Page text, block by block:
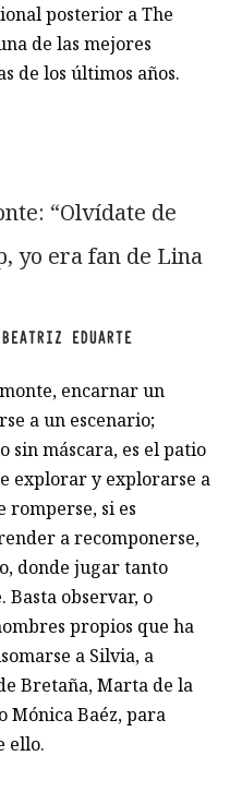
posterior a The
de las mejores
de los últimos años.
“Olvídate de
yo era fan de Lina
BEATRIZ EDUARTE
encarnar un
a un escenario;
sin máscara, es el patio
explorar y explorarse a
romperse, si es
a recomponerse,
donde jugar tanto
Basta observar, o
propios que ha
a Silvia, a
Bretaña, Marta de la
Mónica Baéz, para
ello.